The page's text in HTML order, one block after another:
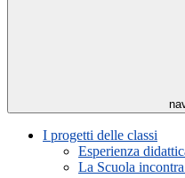
I progetti delle classi
Esperienza
La Scuola